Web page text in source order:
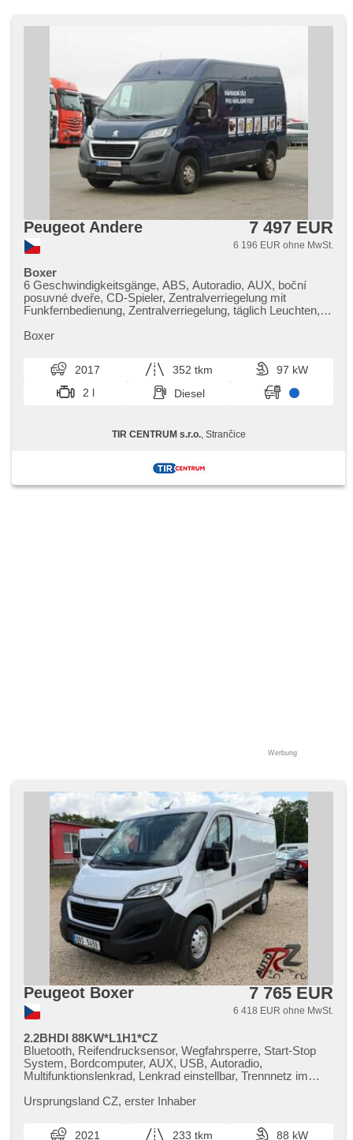
Peugeot Andere 7 497 EUR
6 196 EUR ohne MwSt.
Boxer
6 Geschwindigkeitsgänge, ABS, Autoradio, AUX, boční
posuvné dveře, CD-Spieler, Zentralverriegelung mit
Funkfernbedienung, Zentralverriegelung, täglich Leuchten,
Wegfahrsperre, Klimaanlage, Handgetriebe,
einstellbar, Bordcomputer, erfüllt 'EURO VI', Servolenkung,
Antriebsschlupfregelung (ASR), Elektronisches
Stabilitätsprogramm (ESP), Tachograph, Tempomat, USB,
Außenthermometer, beheizte Spiegel, höheneinstellbare
Boxer
2017 352 tkm
97 kW
2 l
Diesel
TIR CENTRUM s.r.o., Strančice
Werbung
Peugeot Boxer 7 765 EUR
6 418 EUR ohne MwSt.
2.2BHDI 88KW*L1H1*CZ
Bluetooth, Reifendrucksensor, Wegfahrsperre, Start-Stop
System, Bordcomputer, AUX, USB, Autoradio,
Multifunktionslenkrad, Lenkrad einstellbar, Trennnetz im
Vorderscheiben, Zentralverriegelung, Klimaanlage, CD-
Tempomat, parkovací senzory zadní, Außenthermometer,
Ursprungsland CZ,​ erster Inhaber
2021 233 tkm
88 kW